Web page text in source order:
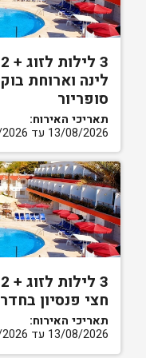
לינה וארוחת
סופריור
תאריכי האירוח:
13/08/2026 עד 16/08/2026
חצי פנסיון
תאריכי האירוח:
13/08/2026 עד 16/08/2026